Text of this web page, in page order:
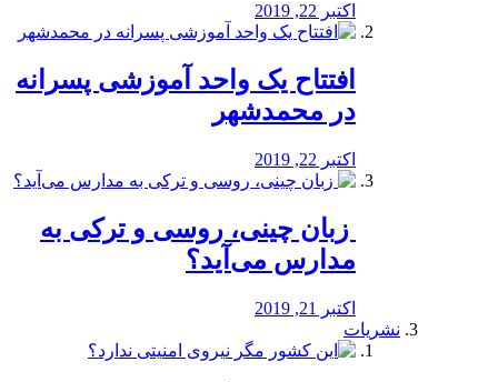
اکتبر 22, 2019
افتتاح یک واحد آموزشی پسرانه
در محمدشهر
اکتبر 22, 2019
️ زبان چینی، روسی و ترکی به
مدارس می‌آید؟
اکتبر 21, 2019
نشریات